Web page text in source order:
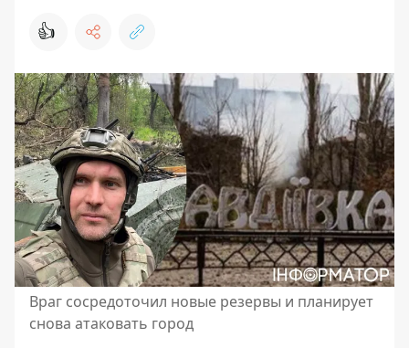
👍
Враг сосредоточил новые резервы и планирует
снова атаковать город